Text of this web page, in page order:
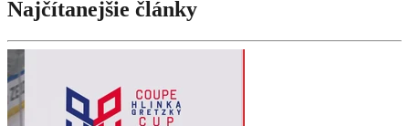
Najčítanejšie články